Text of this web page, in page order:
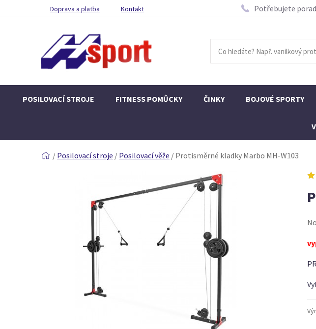
Doprava a platba Kontakt Potřebujete
POSILOVACÍ STROJE FITNESS POMŮCKY ČINKY BOJOVÉ SPORTY
/ Posilovací stroje / Posilovací věže / Protisměrné kladky Marbo MH-W103